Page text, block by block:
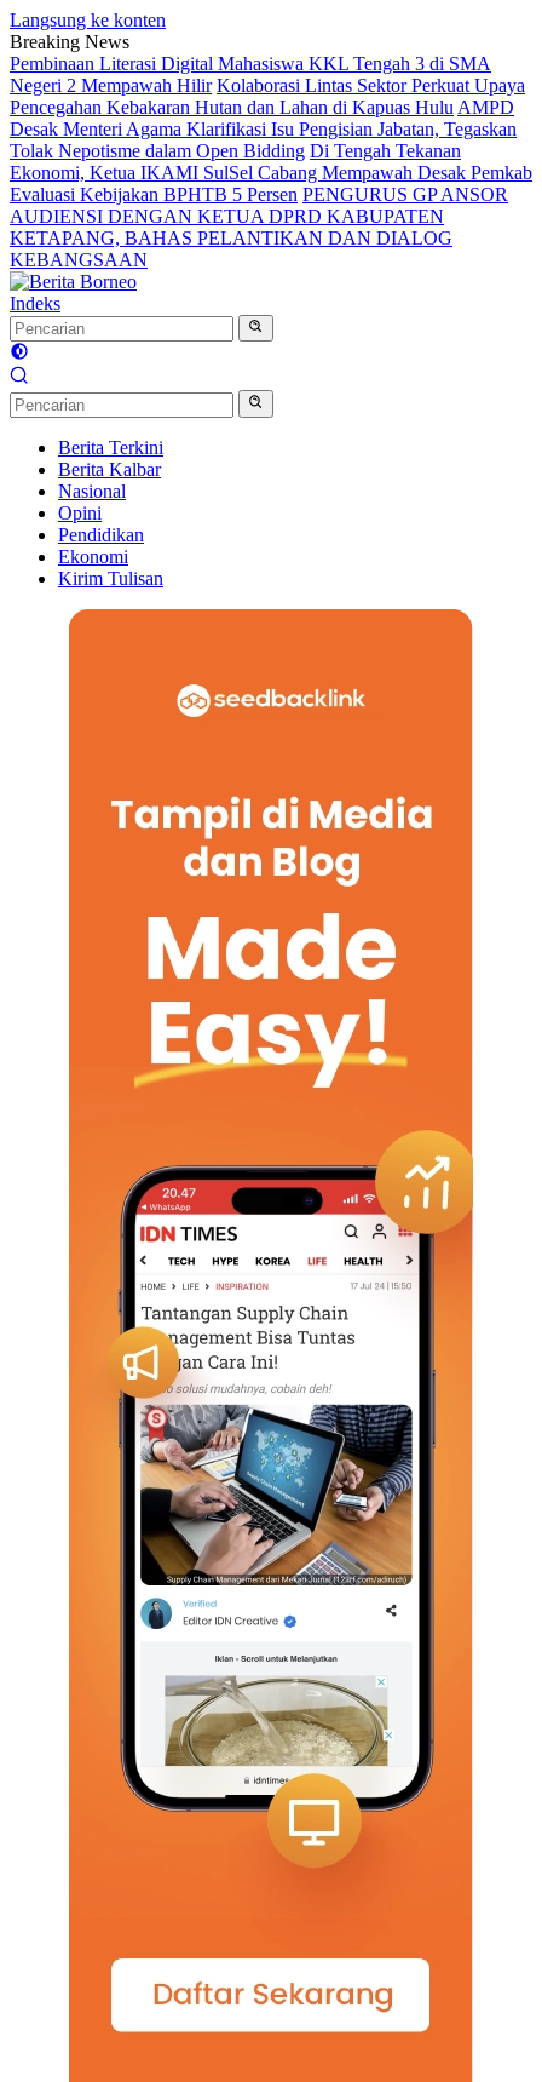
Langsung ke konten
Breaking News
Pembinaan Literasi Digital Mahasiswa KKL Tengah 3 di SMA
Negeri 2 Mempawah Hilir Kolaborasi Lintas Sektor Perkuat Upaya
Pencegahan Kebakaran Hutan dan Lahan di Kapuas Hulu AMPD
Desak Menteri Agama Klarifikasi Isu Pengisian Jabatan, Tegaskan
Tolak Nepotisme dalam Open Bidding Di Tengah Tekanan
Ekonomi, Ketua IKAMI SulSel Cabang Mempawah Desak Pemkab
Evaluasi Kebijakan BPHTB 5 Persen PENGURUS GP ANSOR
AUDIENSI DENGAN KETUA DPRD KABUPATEN
KETAPANG, BAHAS PELANTIKAN DAN DIALOG
KEBANGSAAN
Indeks
Berita Terkini
Berita Kalbar
Nasional
Opini
Pendidikan
Ekonomi
Kirim Tulisan